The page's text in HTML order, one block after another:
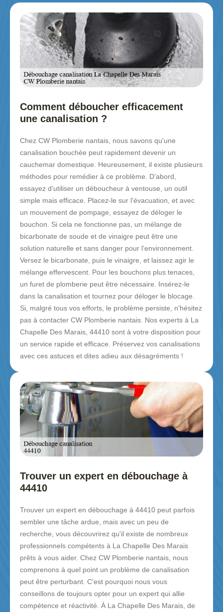
Comment déboucher efficacement
une canalisation ?
Chez CW Plomberie nantais, nous savons qu'une
canalisation bouchée peut rapidement devenir un
cauchemar domestique. Heureusement, il existe plusieurs
méthodes pour remédier à ce problème. D’abord,
essayez d’utiliser un déboucheur à ventouse, un outil
simple mais efficace. Placez-le sur l'évacuation, et avec
un mouvement de pompage, essayez de déloger le
bouchon. Si cela ne fonctionne pas, un mélange de
bicarbonate de soude et de vinaigre peut être une
solution naturelle et sans danger pour l’environnement.
Versez le bicarbonate, puis le vinaigre, et laissez agir le
mélange effervescent. Pour les bouchons plus tenaces,
un furet de plomberie peut être nécessaire. Insérez-le
dans la canalisation et tournez pour déloger le blocage.
Si, malgré tous vos efforts, le problème persiste, n'hésitez
pas à contacter CW Plomberie nantais. Nos experts à La
Chapelle Des Marais, 44410 sont à votre disposition pour
un service rapide et efficace. Préservez vos canalisations
avec ces astuces et dites adieu aux désagréments !
Trouver un expert en débouchage à
44410
Trouver un expert en débouchage à 44410 peut parfois
sembler une tâche ardue, mais avec un peu de
recherche, vous découvrirez qu'il existe de nombreux
professionnels compétents à La Chapelle Des Marais
prêts à vous aider. Chez CW Plomberie nantais, nous
comprenons à quel point un problème de canalisation
peut être perturbant. C'est pourquoi nous vous
conseillons de toujours opter pour un expert qui allie
compétence et réactivité. À La Chapelle Des Marais, de